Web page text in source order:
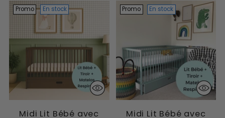
Promo En stock
Midi Lit Bébé avec
Promo En stock
Midi Lit Bébé avec